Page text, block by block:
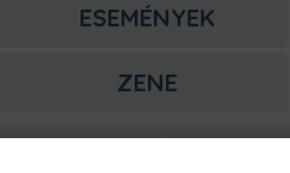
ESEMÉNYEK
ZENE